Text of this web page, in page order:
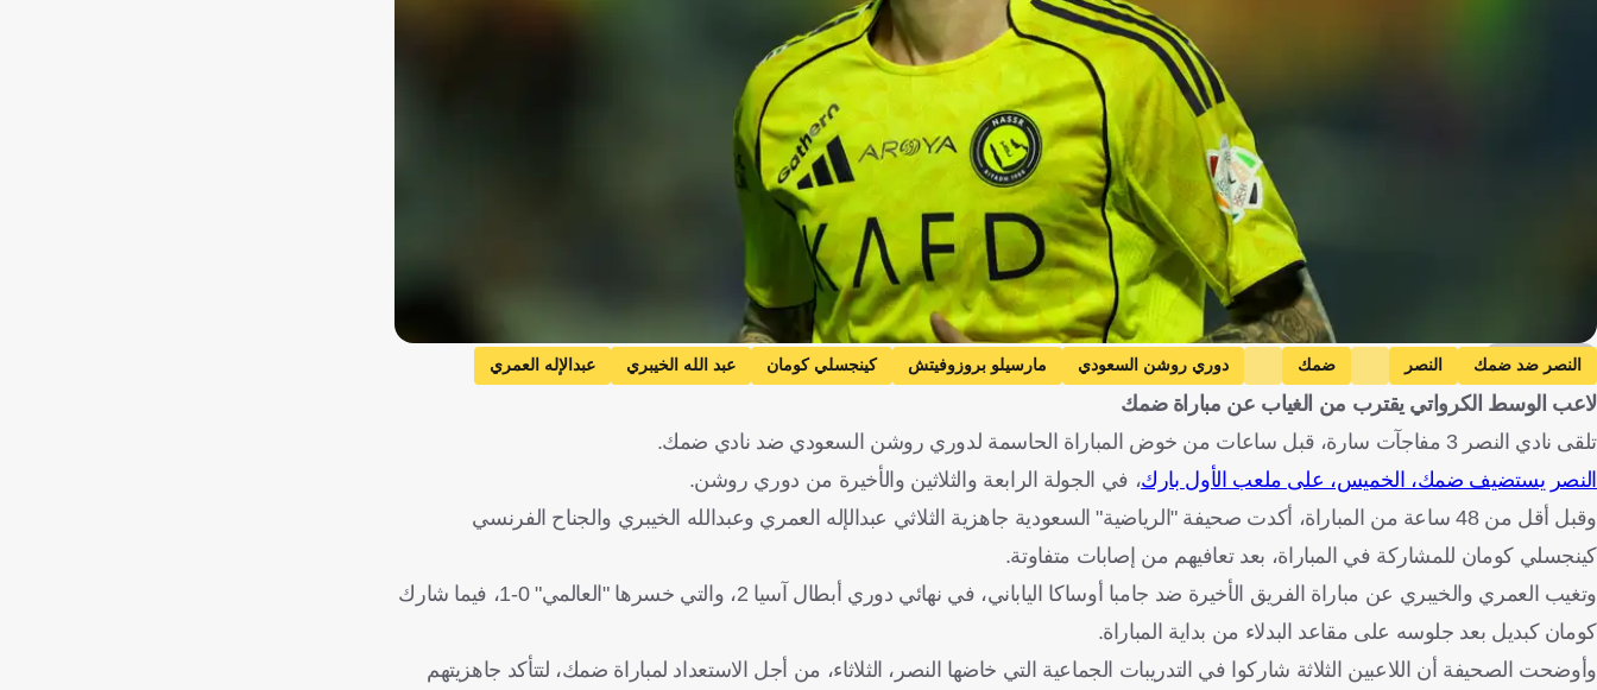
Getty Images
النصر ضد ضمك النصر ضمك دوري روشن السعودي مارسيلو بروزوفيتش كينجسلي كومان عبد الله الخيبري
عبدالإله العمري
أنجيلو جابرييل
المملكة العربية السعودية كرواتيا فرنسا
لاعب الوسط الكرواتي يقترب من الغياب عن مباراة ضمك
تلقى نادي النصر 3 مفاجآت سارة، قبل ساعات من خوض المباراة الحاسمة لدوري روشن السعودي ضد نادي ضمك.
النصر يستضيف ضمك، الخميس، على ملعب الأول بارك، في الجولة الرابعة والثلاثين والأخيرة من دوري روشن.
وقبل أقل من 48 ساعة من المباراة، أكدت صحيفة "الرياضية" السعودية جاهزية الثلاثي عبدالإله العمري وعبدالله الخيبري والجناح الفرنسي
كينجسلي كومان للمشاركة في المباراة، بعد تعافيهم من إصابات متفاوتة.
وتغيب العمري والخيبري عن مباراة الفريق الأخيرة ضد جامبا أوساكا الياباني، في نهائي دوري أبطال آسيا 2، والتي خسرها "العالمي" 0-1، فيما شارك
كومان كبديل بعد جلوسه على مقاعد البدلاء من بداية المباراة.
وأوضحت الصحيفة أن اللاعبين الثلاثة شاركوا في التدريبات الجماعية التي خاضها النصر، الثلاثاء، من أجل الاستعداد لمباراة ضمك، لتتأكد جاهزيتهم